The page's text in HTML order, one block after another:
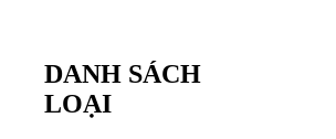
DANH SÁCH
LOẠI